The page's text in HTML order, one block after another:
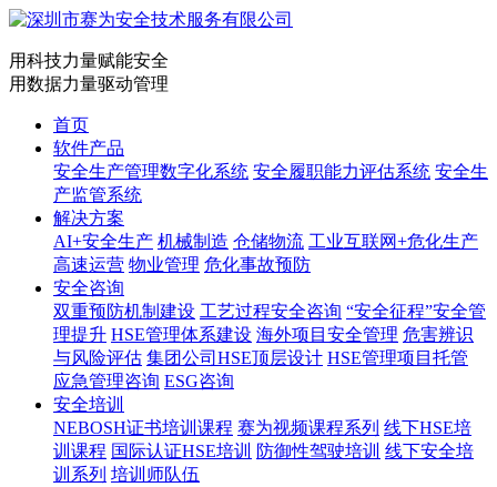
用科技力量赋能安全
用数据力量驱动管理
首页
软件产品
安全生产管理数字化系统 安全履职能力评估系统 安全生
产监管系统
解决方案
AI+安全生产 机械制造 仓储物流 工业互联网+危化生产
高速运营 物业管理 危化事故预防
安全咨询
双重预防机制建设 工艺过程安全咨询 “安全征程”安全管
理提升 HSE管理体系建设 海外项目安全管理 危害辨识
与风险评估 集团公司HSE顶层设计 HSE管理项目托管
应急管理咨询 ESG咨询
安全培训
NEBOSH证书培训课程 赛为视频课程系列 线下HSE培
训课程 国际认证HSE培训 防御性驾驶培训 线下安全培
训系列 培训师队伍